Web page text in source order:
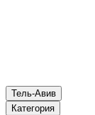
Тель-Авив
Категория